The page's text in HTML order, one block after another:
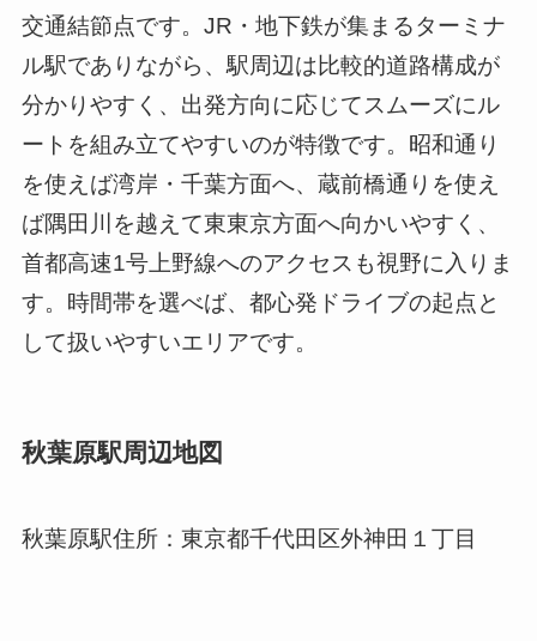
交通結節点です。JR・地下鉄が集まるターミナ
ル駅でありながら、駅周辺は比較的道路構成が
分かりやすく、出発方向に応じてスムーズにル
ートを組み立てやすいのが特徴です。昭和通り
を使えば湾岸・千葉方面へ、蔵前橋通りを使え
ば隅田川を越えて東東京方面へ向かいやすく、
首都高速1号上野線へのアクセスも視野に入りま
す。時間帯を選べば、都心発ドライブの起点と
して扱いやすいエリアです。
秋葉原駅周辺地図
秋葉原駅住所：東京都千代田区外神田１丁目